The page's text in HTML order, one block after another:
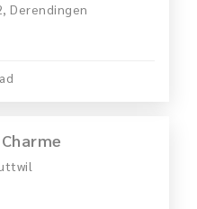
Derendingen